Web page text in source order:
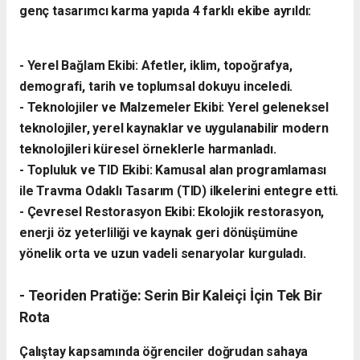
genç tasarımcı karma yapıda 4 farklı ekibe ayrıldı:
- ​Yerel Bağlam Ekibi: Afetler, iklim, topoğrafya,
demografi, tarih ve toplumsal dokuyu inceledi.
- ​Teknolojiler ve Malzemeler Ekibi: Yerel geleneksel
teknolojiler, yerel kaynaklar ve uygulanabilir modern
teknolojileri küresel örneklerle harmanladı.
​- Topluluk ve TID Ekibi: Kamusal alan programlaması
ile Travma Odaklı Tasarım (TID) ilkelerini entegre etti.
- ​Çevresel Restorasyon Ekibi: Ekolojik restorasyon,
enerji öz yeterliliği ve kaynak geri dönüşümüne
yönelik orta ve uzun vadeli senaryolar kurguladı.
- ​Teoriden Pratiğe: Serin Bir Kaleiçi İçin Tek Bir
Rota
​Çalıştay kapsamında öğrenciler doğrudan sahaya